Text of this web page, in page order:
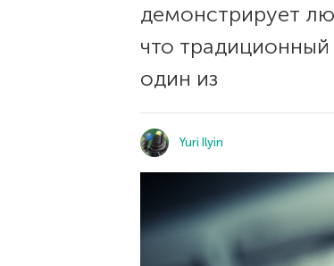
демонстрирует
что
один из
Yuri Ilyin